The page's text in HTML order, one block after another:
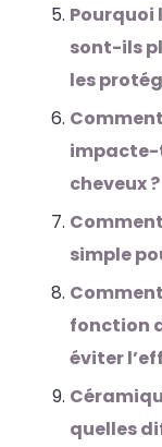
Pourquoi
sont-ils
les
impacte-
cheveux ?
simple
fonction
éviter
quelles